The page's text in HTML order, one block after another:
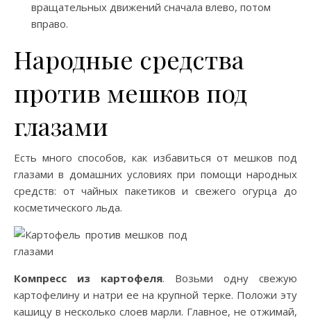
вращательных движений сначала влево, потом
вправо.
Народные средства
против мешков под
глазами
Есть много способов, как избавиться от мешков под
глазами в домашних условиях при помощи народных
средств: от чайных пакетиков и свежего огурца до
косметического льда.
Компресс из картофеля. Возьми одну свежую
картофелину и натри ее на крупной терке. Положи эту
кашицу в несколько слоев марли. Главное, не отжимай,